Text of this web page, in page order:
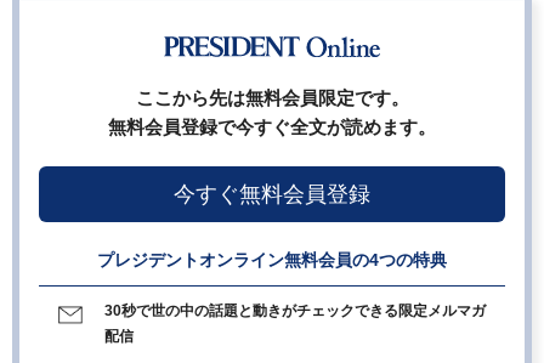
ここから先は無料会員限定です。
無料会員登録で今すぐ全文が読めます。
今すぐ無料会員登録
プレジデントオンライン無料会員の4つの特典
30秒で世の中の話題と動きがチェックできる限定メルマガ
配信